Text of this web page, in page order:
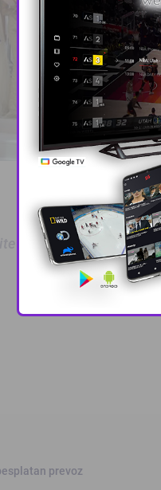
prijaviti grešku u
prevoz